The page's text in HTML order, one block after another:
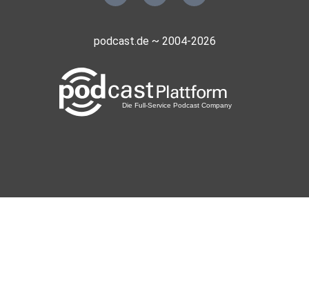
podcast.de ~ 2004-2026